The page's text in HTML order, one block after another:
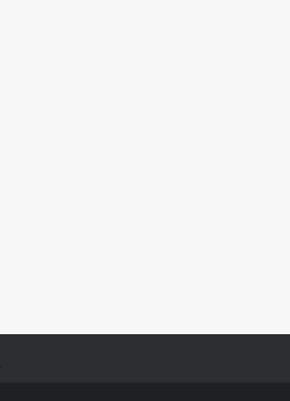
a mujer en el Santa Fe y